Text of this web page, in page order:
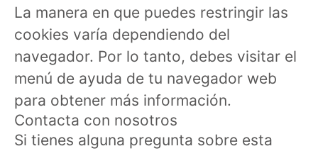
La manera en que puedes restringir las
cookies varía dependiendo del
navegador. Por lo tanto, debes visitar el
menú de ayuda de tu navegador web
para obtener más información.
Contacta con nosotros
Si tienes alguna pregunta sobre esta